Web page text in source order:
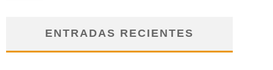
ENTRADAS RECIENTES